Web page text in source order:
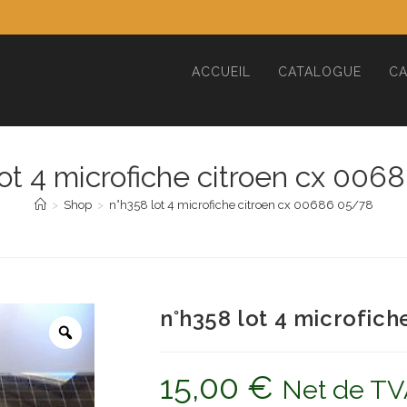
ACCUEIL CATALOGUE
4 microfiche citroen cx
> Shop > n°h358 lot 4 microfiche citroen cx 00686 05/78
n°h358 lot 4
15,00 € Net de